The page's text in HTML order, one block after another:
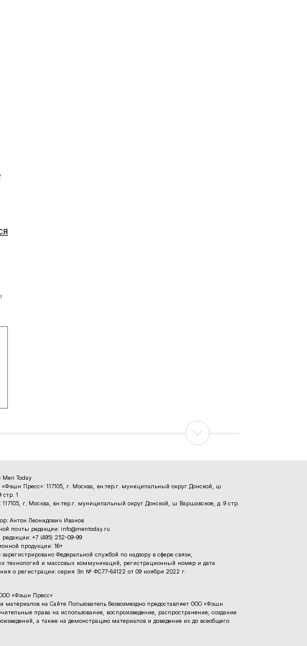
Men Today
Пресс»: 117105, г. Москва, вн.тер.г. муниципальный округ Донской, ш
стр. 1
117105, г. Москва, вн.тер.г. муниципальный округ Донской, ш Варшавское, д. 9 стр.
Антон Леонидович Иванов
почты редакции: info@mentoday.ru
+7 (495) 252-09-99
продукции: 16+
зарегистрировано Федеральной службой по надзору в сфере связи,
технологий и массовых коммуникаций, регистрационный номер и дата
о регистрации: серия Эл № ФС77-84122 от 09 ноября 2022 г.
«Фэшн Пресс»
материалов на Сайте Пользователь безвозмездно предоставляет ООО «Фэшн
права на использование, воспроизведение, распространение, создание
а также на демонстрацию материалов и доведение их до всеобщего